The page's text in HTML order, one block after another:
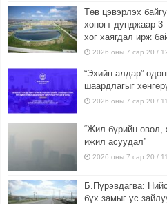
Төв цэвэрлэх
хоногт дунджаар 3
хог хаягдал ирж
2026 оны 7 сар 20 /
“Эхийн алдар”
шаардлагыг
2026 оны 7 сар 20 /
“Жил бүрийн өвөл,
ижил асуудал”
2026 оны 7 сар 20 /
Б.Пүрэвдагва:
бүх замыг ус